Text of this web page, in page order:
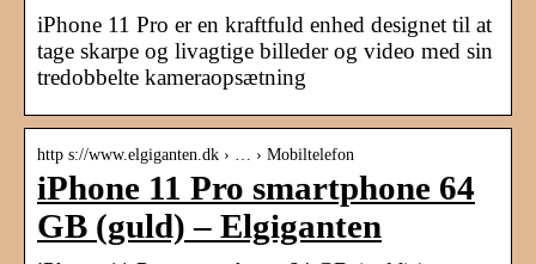
iPhone 11 Pro er en kraftfuld enhed designet til at
tage skarpe og livagtige billeder og video med sin
tredobbelte kameraopsætning
http s://www.elgiganten.dk › … › Mobiltelefon
iPhone 11 Pro smartphone 64
GB (guld) – Elgiganten